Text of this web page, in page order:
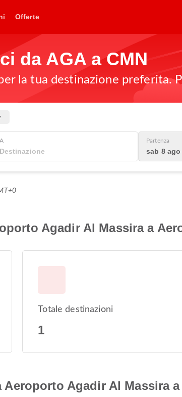
Offerte
da AGA a CMN
la tua destinazione preferita.
A Partenza
sab 8 ago
Agadir Al Massira a
Totale destinazioni
1
Agadir Al Massira